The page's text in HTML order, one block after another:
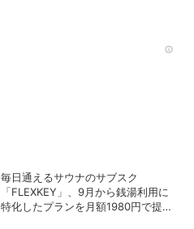
毎日通えるサウナのサブスク
「FLEXKEY」、9月から銭湯利用に
特化したプランを月額1980円で提供